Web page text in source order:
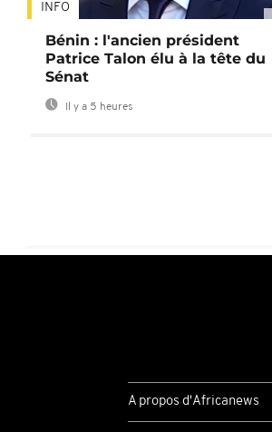
INFO
Bénin : l'ancien président
Patrice Talon élu à la tête du
Sénat
Il y a 5 heures
A propos d'Africanews